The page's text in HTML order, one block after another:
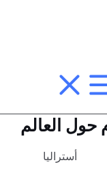
حول العالم
أستراليا